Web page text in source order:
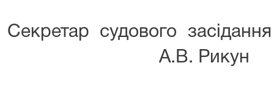
Секретар
А.В. Рикун